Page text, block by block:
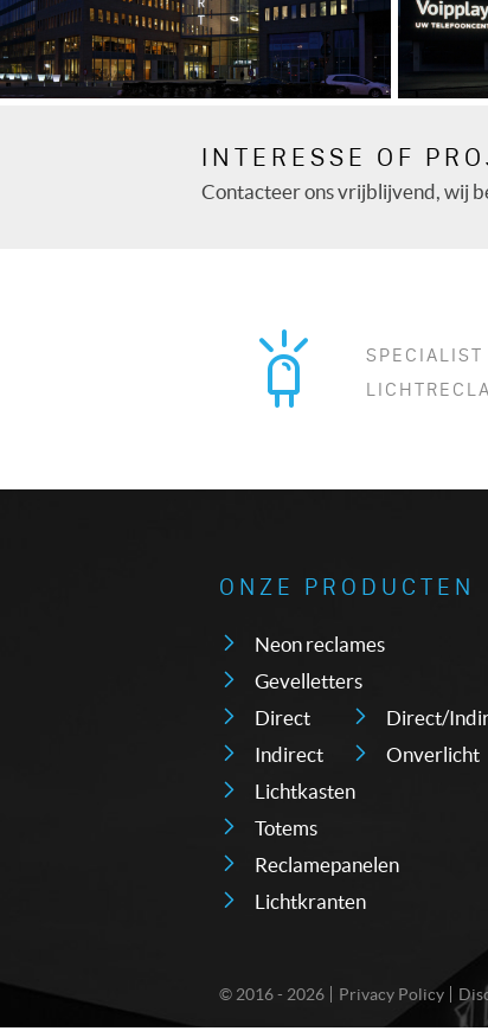
ZUIDERTORENINTERESSE OF
Contacteer ons vrijblijvend, wij
SPECIALIST
ONZE PRODUCTEN
Neon reclames
Gevelletters
Direct
Indirect
Direct/
Onverlicht
Lichtkasten
Totems
Reclamepanelen
Lichtkranten
© 2016 - 2026 Privacy Policy